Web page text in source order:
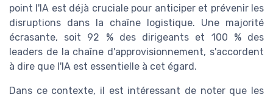
point l'IA est déjà cruciale pour anticiper et prévenir les
disruptions dans la chaîne logistique. Une majorité
écrasante, soit 92 % des dirigeants et 100 % des
leaders de la chaîne d'approvisionnement, s'accordent
à dire que l'IA est essentielle à cet égard.
Dans ce contexte, il est intéressant de noter que les